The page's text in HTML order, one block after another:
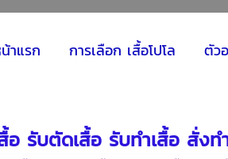
าแรก การเลือก เสื้อโปโล ตัว
รับตัดเสื้อ รับทำเสื้อ สั่งท